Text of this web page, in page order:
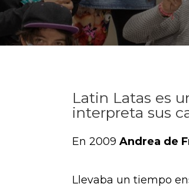
Latin Latas es
interpreta sus
En 2009 Andrea de
Llevaba un tiempo